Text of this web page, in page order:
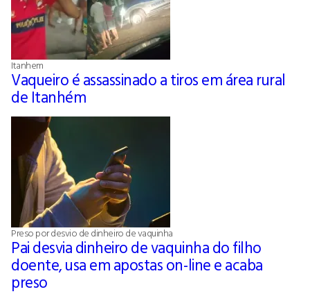
Itanhem
Vaqueiro é assassinado a tiros em área rural
de Itanhém
Preso por desvio de dinheiro de vaquinha
Pai desvia dinheiro de vaquinha do filho
doente, usa em apostas on-line e acaba
preso